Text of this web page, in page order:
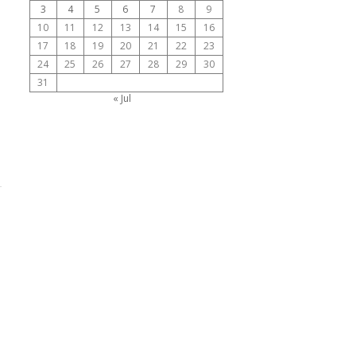
3
4 5 6 7 8
9
10
11 12 13 14 15
16
17
18 19 20 21 22
23
24
25 26 27 28 29
30
31
« Jul